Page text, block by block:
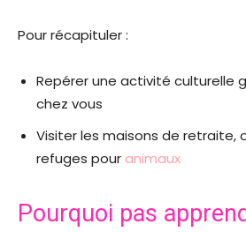
Pour récapituler :
Repérer une activité culturelle
chez vous
Visiter les maisons de retraite,
refuges pour animaux
Pourquoi pas